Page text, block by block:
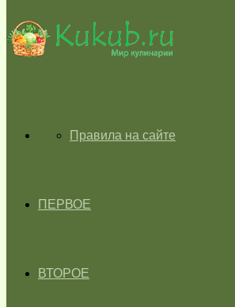
skin
ГЛАВНАЯПравила на сайте
ПЕРВОЕ
ВТОРОЕ